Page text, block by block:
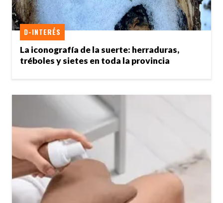
La iconografía de la suerte: herraduras,
tréboles y sietes en toda la provincia
D-INTERÉS